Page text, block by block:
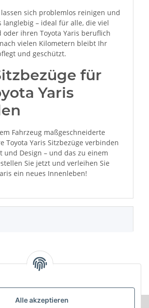
Alle akzeptieren
lassen sich problemlos reinigen und
langlebig – ideal für alle, die viel
oder ihren Toyota Yaris beruflich
vielen Kilometern bleibt Ihr
und geschützt.
für
Yaris
Fahrzeug maßgeschneiderte
Toyota Yaris Sitzbezüge verbinden
und Design – und das zu einem
Sie jetzt und verleihen Sie
ein neues Innenleben!